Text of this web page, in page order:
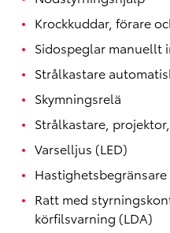
Krockkuddar, förare
Sidospeglar manuellt
Strålkastare
Skymningsrelä
Strålkastare,
Varselljus (LED)
Hastighetsbegränsare
Ratt med
körfilsvarning (LDA)